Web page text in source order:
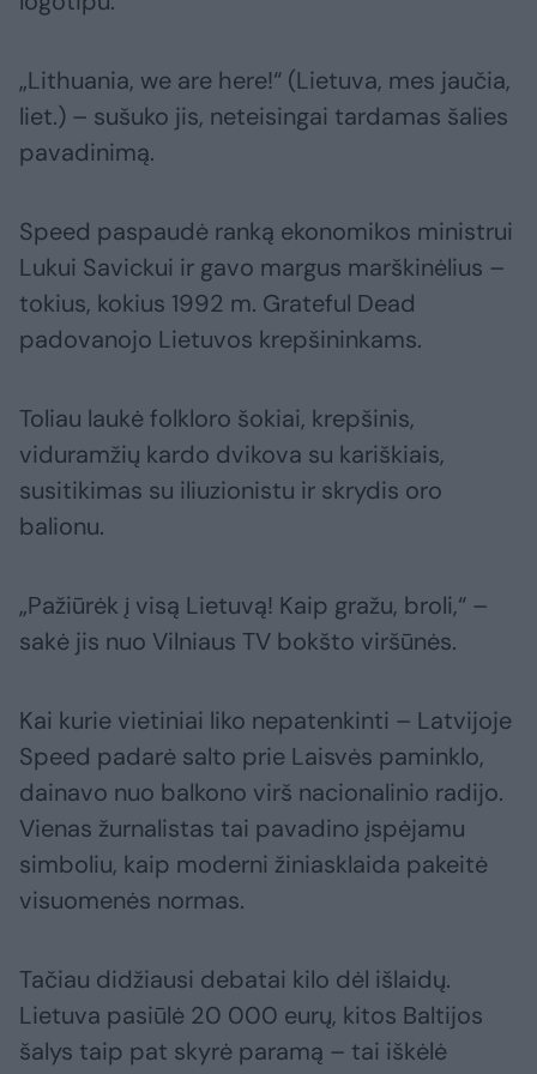
„Lithuania, we are here!“ (Lietuva, mes jaučia,
liet.) – sušuko jis, neteisingai tardamas šalies
pavadinimą.
Speed paspaudė ranką ekonomikos ministrui
Lukui Savickui ir gavo margus marškinėlius –
tokius, kokius 1992 m. Grateful Dead
padovanojo Lietuvos krepšininkams.
Toliau laukė folkloro šokiai, krepšinis,
viduramžių kardo dvikova su kariškiais,
susitikimas su iliuzionistu ir skrydis oro
balionu.
„Pažiūrėk į visą Lietuvą! Kaip gražu, broli,“ –
sakė jis nuo Vilniaus TV bokšto viršūnės.
Kai kurie vietiniai liko nepatenkinti – Latvijoje
Speed padarė salto prie Laisvės paminklo,
dainavo nuo balkono virš nacionalinio radijo.
Vienas žurnalistas tai pavadino įspėjamu
simboliu, kaip moderni žiniasklaida pakeitė
visuomenės normas.
Tačiau didžiausi debatai kilo dėl išlaidų.
Lietuva pasiūlė 20 000 eurų, kitos Baltijos
šalys taip pat skyrė paramą – tai iškėlė